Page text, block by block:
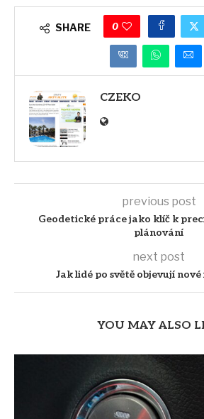
SHARE 0
CZEKO
previous post
Geodetické práce jako klíč k
plánování
next post
Jak lidé po světě objevují
YOU MAY ALSO